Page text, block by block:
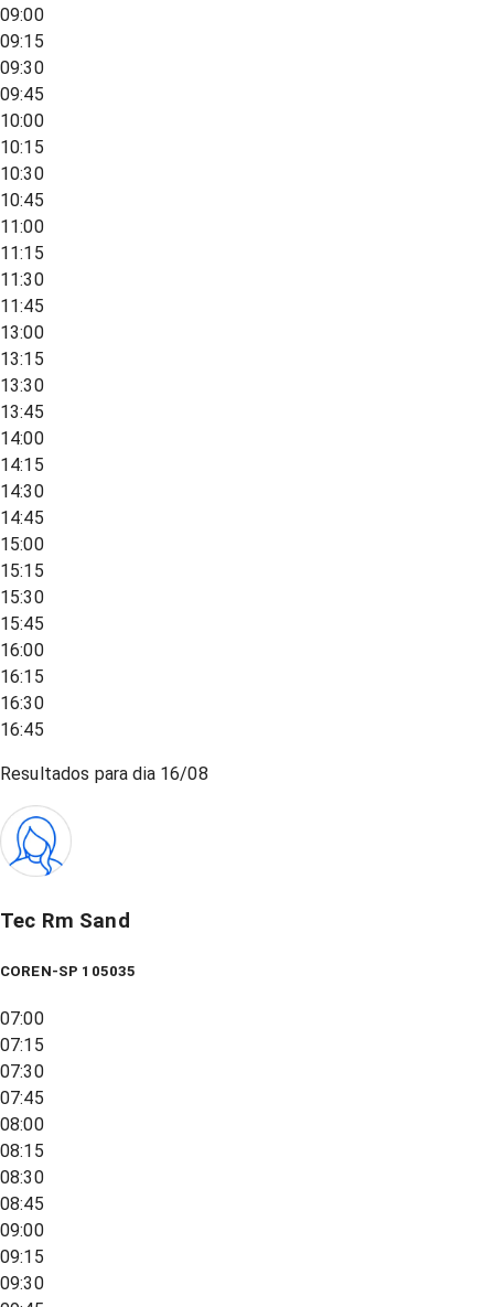
09:00
09:15
09:30
09:45
10:00
10:15
10:30
10:45
11:00
11:15
11:30
11:45
13:00
13:15
13:30
13:45
14:00
14:15
14:30
14:45
15:00
15:15
15:30
15:45
16:00
16:15
16:30
16:45
Resultados para dia 16/08
Tec Rm Sand
COREN-SP 105035
07:00
07:15
07:30
07:45
08:00
08:15
08:30
08:45
09:00
09:15
09:30